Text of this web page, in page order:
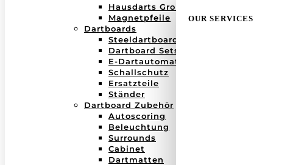
Hausdarts Großboxen
Magnetpfeile
Dartboards
Steeldartboards
Dartboard Sets
E-Dartautomaten
Schallschutz
Ersatzteile
Ständer
Dartboard Zubehör
Autoscoring
Beleuchtung
Surrounds
Cabinet
Dartmatten
OUR SERVICES